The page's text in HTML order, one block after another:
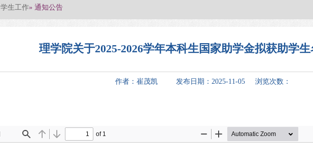
学生工作» 通知公告
理学院关于2025-2026学年本科生国家助学金拟获助学
作者：崔茂凯 发布日期：2025-11-05 浏览次数：